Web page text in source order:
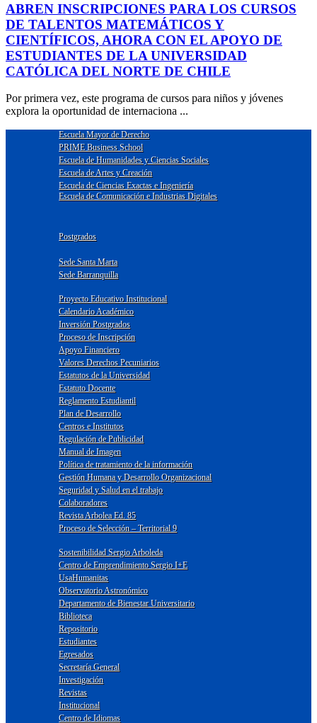
ABREN INSCRIPCIONES PARA LOS CURSOS
DE TALENTOS MATEMÁTICOS Y
CIENTÍFICOS, AHORA CON EL APOYO DE
ESTUDIANTES DE LA UNIVERSIDAD
CATÓLICA DEL NORTE DE CHILE
Por primera vez, este programa de cursos para niños y jóvenes
explora la oportunidad de internaciona ...
Escuela Mayor de Derecho
PRIME Business School
Escuela de Humanidades y Ciencias Sociales
Escuela de Artes y Creación
Escuela de Ciencias Exactas e Ingeniería
Escuela de Comunicación e Industrias Digitales
Postgrados
Sede Santa Marta
Sede Barranquilla
Proyecto Educativo Institucional
Calendario Académico
Inversión Postgrados
Proceso de Inscripción
Apoyo Financiero
Valores Derechos Pecuniarios
Estatutos de la Universidad
Estatuto Docente
Reglamento Estudiantil
Plan de Desarrollo
Centros e Institutos
Regulación de Publicidad
Manual de Imagen
Política de tratamiento de la información
Gestión Humana y Desarrollo Organizacional
Seguridad y Salud en el trabajo
Colaboradores
Revista Arbolea Ed. 85
Proceso de Selección – Territorial 9
Sostenibilidad Sergio Arboleda
Centro de Emprendimiento Sergio I+E
UsaHumanitas
Observatorio Astronómico
Departamento de Bienestar Universitario
Biblioteca
Repositorio
Estudiantes
Egresados
Secretaría General
Investigación
Revistas
Institucional
Centro de Idiomas